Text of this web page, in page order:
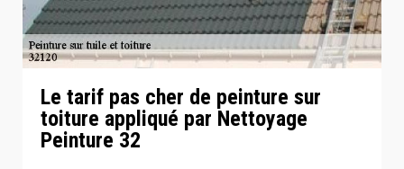
Le tarif pas cher de peinture sur
toiture appliqué par Nettoyage
Peinture 32